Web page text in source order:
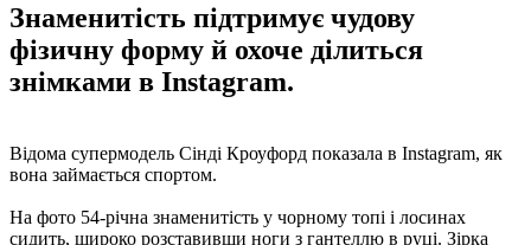
Знаменитість підтримує чудову
фізичну форму й охоче ділиться
знімками в Instagram.
Відома супермодель Сінді Кроуфорд показала в Instagram, як
вона займається спортом.
На фото 54-річна знаменитість у чорному топі і лосинах
сидить, широко розставивши ноги з гантеллю в руці. Зірка